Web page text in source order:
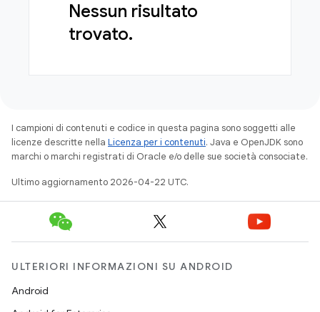
Nessun risultato
trovato.
I campioni di contenuti e codice in questa pagina sono soggetti alle
licenze descritte nella Licenza per i contenuti. Java e OpenJDK sono
marchi o marchi registrati di Oracle e/o delle sue società consociate.
Ultimo aggiornamento 2026-04-22 UTC.
ULTERIORI INFORMAZIONI SU ANDROID
Android